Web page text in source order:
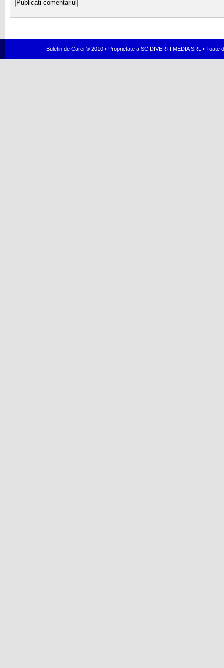
Buletin de Carei ® 2010 • Proprietate a SC DIVERTI MEDIA SRL •